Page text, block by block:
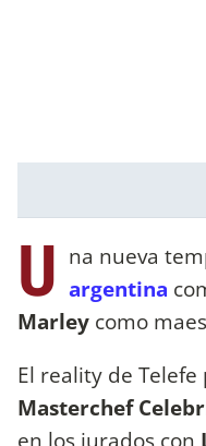
U na nueva
argentina
Marley como
El reality de
Masterchef
en los jurados con